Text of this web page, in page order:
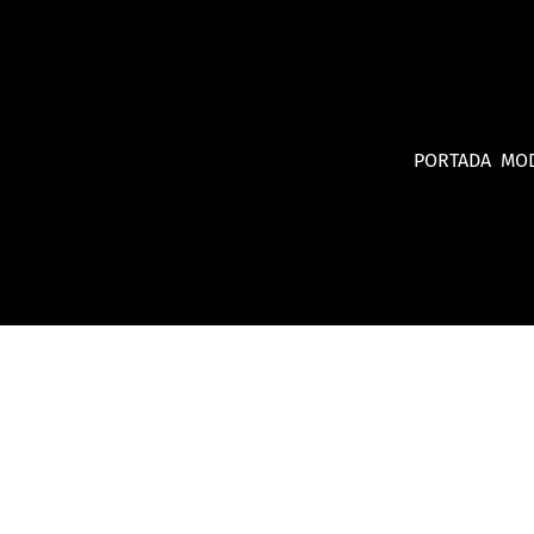
PORTADA